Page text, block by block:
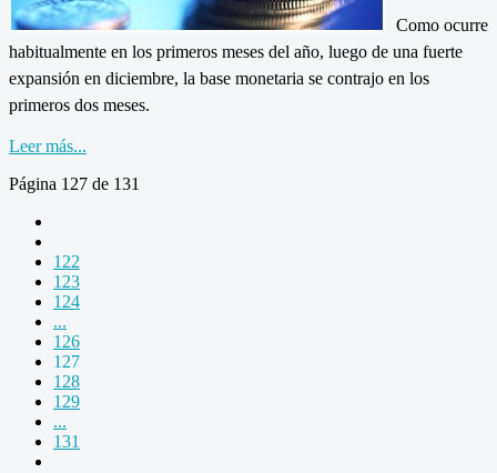
Como ocurre
habitualmente en los primeros meses del año, luego de una fuerte
expansión en diciembre, la base monetaria se contrajo en los
primeros dos meses.
Leer más...
Página 127 de 131
122
123
124
...
126
127
128
129
...
131